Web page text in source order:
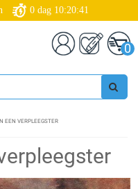
0 dag 10:20:40
0
EEN VERPLEEGSTER